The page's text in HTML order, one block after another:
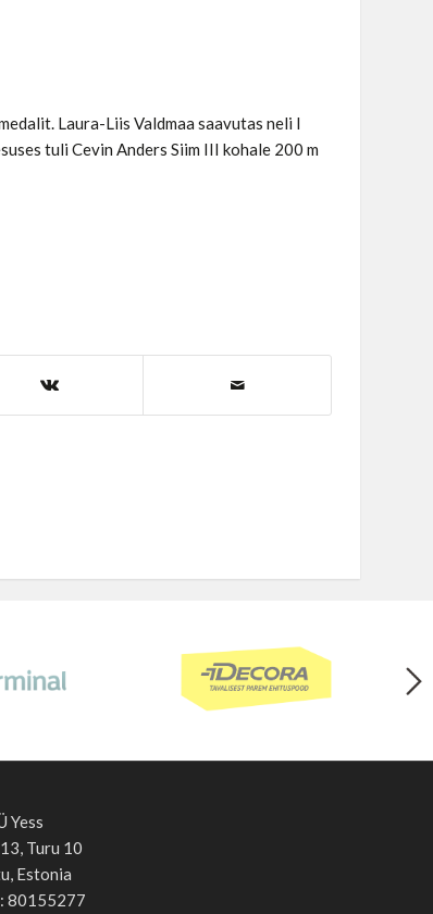
Laura-Liis Valdmaa saavutas neli I
tuli Cevin Anders Siim III kohale 200 m
Yess
Turu 10
Estonia
80155277